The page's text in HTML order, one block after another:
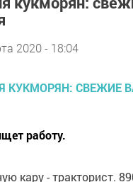
2020 - 18:04
работу.
кару - тракторист.